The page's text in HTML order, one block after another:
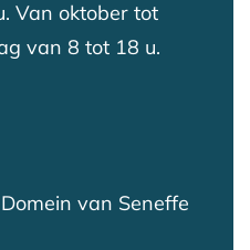
Van oktober tot
van 8 tot 18 u.
van Seneffe